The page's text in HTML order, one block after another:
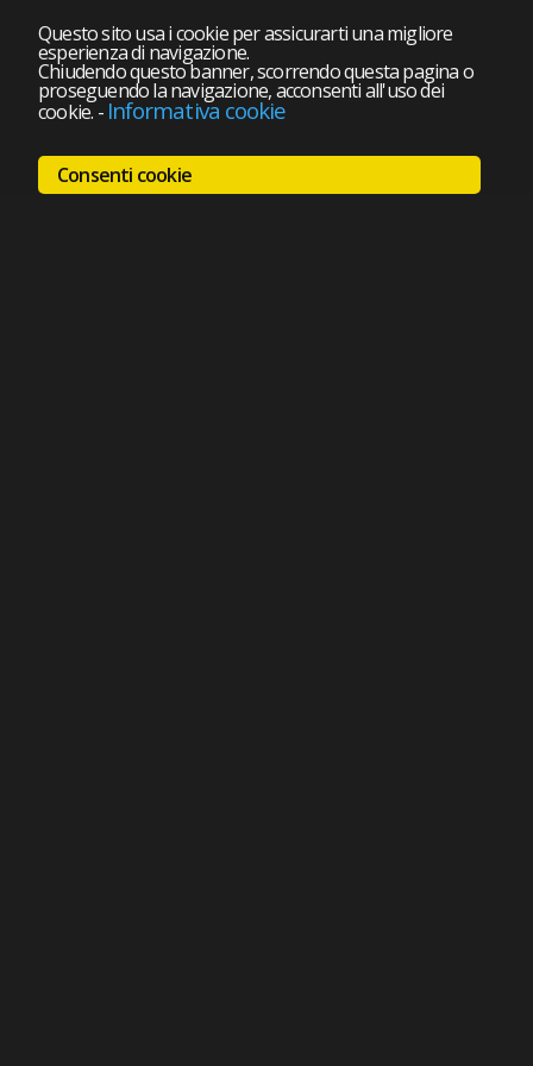
Questo sito usa i cookie per assicurarti una migliore
esperienza di navigazione.
Chiudendo questo banner, scorrendo questa pagina o
proseguendo la navigazione, acconsenti all'uso dei
cookie. - Informativa cookie
Consenti cookie